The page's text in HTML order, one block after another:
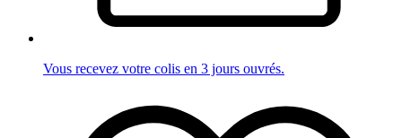
Vous recevez votre colis en 3 jours ouvrés.